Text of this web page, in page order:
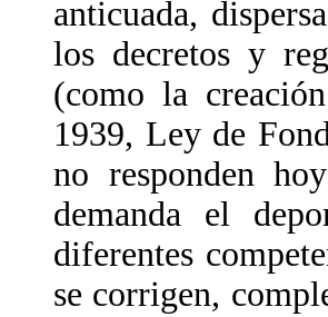
anticuada,
los decretos y
(como la
1939, Ley de
no responden
demanda el
diferentes
se corrigen,